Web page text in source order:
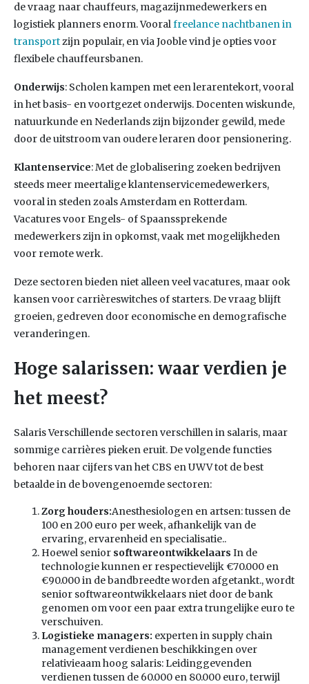
de vraag naar chauffeurs, magazijnmedewerkers en
logistiek planners enorm. Vooralfreelance nachtbanen in
transportzijn populair, en via Jooble vind je opties voor
flexibele chauffeursbanen.
Onderwijs: Scholen kampen met een lerarentekort, vooral
in het basis- en voortgezet onderwijs. Docenten wiskunde,
natuurkunde en Nederlands zijn bijzonder gewild, mede
door de uitstroom van oudere leraren door pensionering.
Klantenservice: Met de globalisering zoeken bedrijven
steeds meer meertalige klantenservicemedewerkers,
vooral in steden zoals Amsterdam en Rotterdam.
Vacatures voor Engels- of Spaanssprekende
medewerkers zijn in opkomst, vaak met mogelijkheden
voor remote werk.
Deze sectoren bieden niet alleen veel vacatures, maar ook
kansen voor carrièreswitches of starters. De vraag blijft
groeien, gedreven door economische en demografische
veranderingen.
Hoge salarissen: waar verdien je
het meest?
Salaris Verschillende sectoren verschillen in salaris, maar
sommige carrières pieken eruit. De volgende functies
behoren naar cijfers van het CBS en UWV tot de best
betaalde in de bovengenoemde sectoren:
Zorg houders:Anesthesiologen en artsen: tussen de
100 en 200 euro per week, afhankelijk van de
ervaring, ervarenheid en specialisatie..
Hoewel senior softwareontwikkelaars In de
technologie kunnen er respectievelijk €70.000 en
€90.000 in de bandbreedte worden afgetankt., wordt
senior softwareontwikkelaars niet door de bank
genomen om voor een paar extra trungelijke euro te
verschuiven.
Logistieke managers: experten in supply chain
management verdienen beschikkingen over
relativieaam hoog salaris: Leidinggevenden
verdienen tussen de 60.000 en 80.000 euro, terwijl